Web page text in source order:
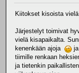
Kiitokset kisoista
Järjestelyt toimivat
vielä kisapaikalta.
kenenkään ajoja
tiimille renkaan
ja tietenkin